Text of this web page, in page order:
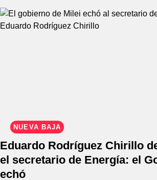
NUEVA BAJA
Eduardo Rodríguez Chirillo
el secretario de Energía: el
echó